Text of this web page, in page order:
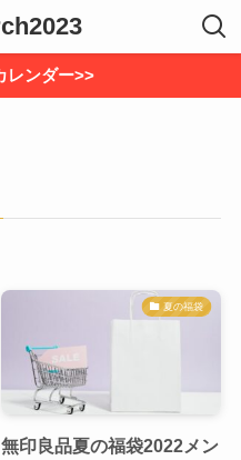
レンダー>>
夏の福袋
無印良品夏の福袋2022メン